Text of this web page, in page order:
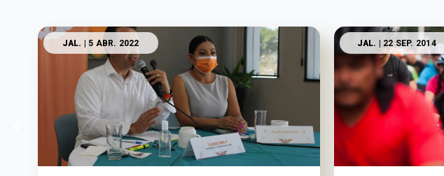
JAL. | 5 ABR. 2022 JAL. | 22 SEP. 2014